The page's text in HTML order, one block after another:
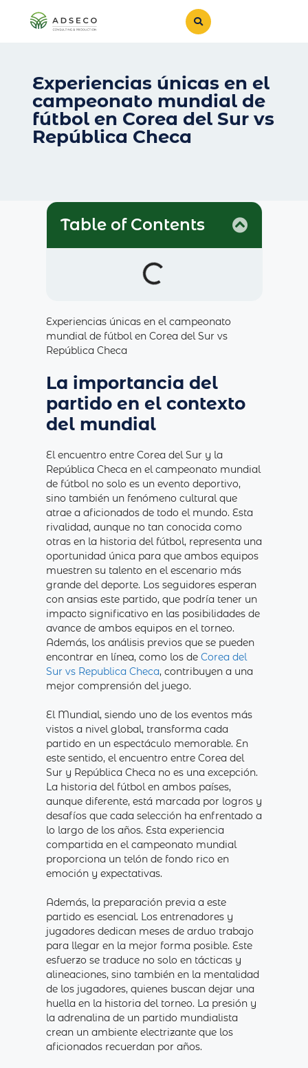
Experiencias únicas en el
campeonato mundial de
fútbol en Corea del Sur vs
República Checa
Table of Contents
Experiencias únicas en el campeonato
mundial de fútbol en Corea del Sur vs
República Checa
La importancia del
partido en el contexto
del mundial
El encuentro entre Corea del Sur y la
República Checa en el campeonato mundial
de fútbol no solo es un evento deportivo,
sino también un fenómeno cultural que
atrae a aficionados de todo el mundo. Esta
rivalidad, aunque no tan conocida como
otras en la historia del fútbol, representa una
oportunidad única para que ambos equipos
muestren su talento en el escenario más
grande del deporte. Los seguidores esperan
con ansias este partido, que podría tener un
impacto significativo en las posibilidades de
avance de ambos equipos en el torneo.
Además, los análisis previos que se pueden
encontrar en línea, como los de Corea del
Sur vs Republica Checa, contribuyen a una
mejor comprensión del juego.
El Mundial, siendo uno de los eventos más
vistos a nivel global, transforma cada
partido en un espectáculo memorable. En
este sentido, el encuentro entre Corea del
Sur y República Checa no es una excepción.
La historia del fútbol en ambos países,
aunque diferente, está marcada por logros y
desafíos que cada selección ha enfrentado a
lo largo de los años. Esta experiencia
compartida en el campeonato mundial
proporciona un telón de fondo rico en
emoción y expectativas.
Además, la preparación previa a este
partido es esencial. Los entrenadores y
jugadores dedican meses de arduo trabajo
para llegar en la mejor forma posible. Este
esfuerzo se traduce no solo en tácticas y
alineaciones, sino también en la mentalidad
de los jugadores, quienes buscan dejar una
huella en la historia del torneo. La presión y
la adrenalina de un partido mundialista
crean un ambiente electrizante que los
aficionados recuerdan por años.